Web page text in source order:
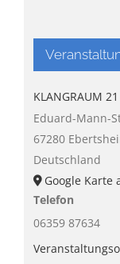
KLANGRAUM 21
Eduard-Mann-
67280
Deutschland
Google Karte
Telefon
06359 87634